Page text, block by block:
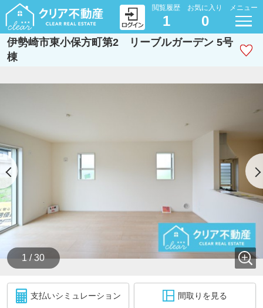
閲覧履歴
1
お気に入り
0
メニュー
伊勢崎市東小保方町第2 リーブルガーデン 5号
棟
1 / 30
支払いシミュレーション 間取りを見る